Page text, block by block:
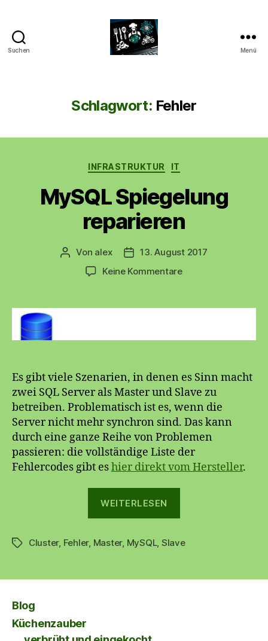
Suchen Menü
Schlagwort: Fehler
Kategorien
INFRASTRUKTUR IT
MySQL Spiegelung
reparieren
Beitragsautor
Von alex Beitragsdatum
13. August 2017
Keine Kommentarezu
reparieren
Es gibt viele Szenarien, in denen es Sinn macht
zwei SQL Server als Master und Slave zu
betreiben. Problematisch ist es, wenn die
Server nicht mehr synchron sind. Das kann
durch eine ganze Reihe von Problemen
passieren: die vollständige Liste der
Fehlercodes gibt eshier direkt vom Hersteller.
WEITERLESEN
Schlagwörter
Cluster, Fehler, Master, MySQL, Slave
Blog
Küchenzauber